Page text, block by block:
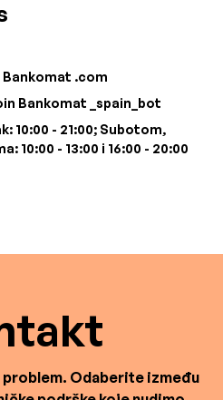
Bankomat .com
Bankomat _spain_bot
10:00 - 21:00; Subotom,
10:00 - 13:00 i 16:00 - 20:00
Odaberite između